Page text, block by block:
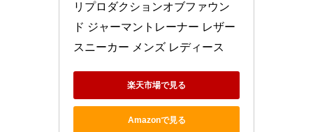
リプロダクションオブファウン
ド ジャーマントレーナー レザー
スニーカー メンズ レディース
楽天市場で見る
Amazonで見る